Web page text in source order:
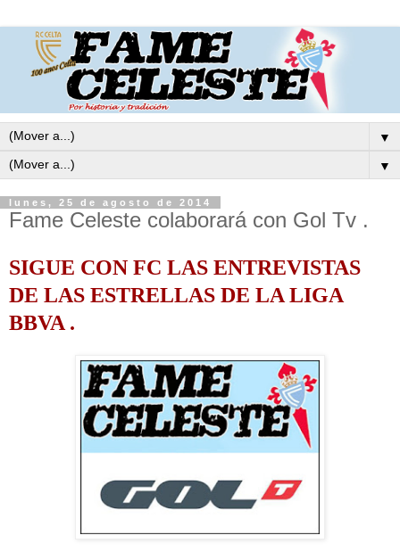
▼
▼
lunes, 25 de agosto de 2014
Fame Celeste colaborará con Gol Tv .
SIGUE CON FC LAS ENTREVISTAS
DE LAS ESTRELLAS DE LA LIGA
BBVA .